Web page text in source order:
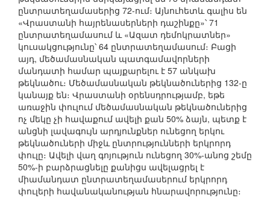
ընտրատեղամասերից 72-ում։ Այնուհետև գալիս են
«Վրաստանի հայրենասերների դաշինքը»՝ 71
ընտրատեղամասում և «Ազատ դեմոկրատներ»
կուսակցությունը՝ 64 ընտրատեղամասում։ Բացի
այդ, մեծամասնական պատգամավորների
մանդատի համար պայքարելու է 57 անկախ
թեկնածու։ Մեծամասնական թեկնածուներից 132-ը
կանայք են։ Վրաստանի օրենսդրությամբ, եթե
առաջին փուլում մեծամասնական թեկնածուներից
ոչ մեկը չի հավաքում ավելի քան 50% ձայն, պետք է
անցնի լավագույն արդյունքներ ունեցող երկու
թեկնածուների միջև ընտրությունների երկրորդ
փուլը։ Ավելի վաղ գոյություն ունեցող 30%-անոց շեմը
50%-ի բարձրացնելը քանիցս ավելացրել է
միամանդատ ընտրատեղամասերում երկրորդ
փուլերի հավանականության հնարավորությունը։